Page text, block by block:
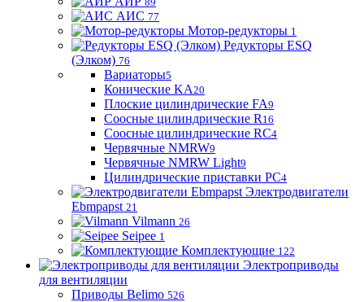
АИС 77
Мотор-редукторы 1
Редукторы ESQ
(Элком) 76
Вариаторы5
Конические KA20
Плоские цилиндрические FA9
Соосные цилиндрические R 16
Соосные цилиндрические RC4
Червячные NMRW9
Червячные NMRW Light9
Цилиндрические приставки PC4
Электродвигатели
Ebmpapst 21
Vilmann 26
Seipee 1
Комплектующие 122
Электроприводы
для вентиляции
Приводы Belimo 526